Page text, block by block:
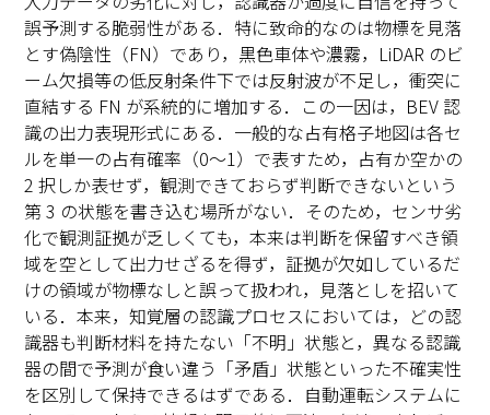
誤予測する脆弱性がある．特に致命的なのは物標を見落
とす偽陰性（FN）であり，黒色車体や濃霧，LiDAR のビ
ーム欠損等の低反射条件下では反射波が不足し，衝突に
直結する FN が系統的に増加する．この一因は，BEV 認
識の出力表現形式にある．一般的な占有格子地図は各セ
ルを単一の占有確率（0～1）で表すため，占有か空かの
2 択しか表せず，観測できておらず判断できないという
第 3 の状態を書き込む場所がない．そのため，センサ劣
化で観測証拠が乏しくても，本来は判断を保留すべき領
域を空として出力せざるを得ず，証拠が欠如しているだ
けの領域が物標なしと誤って扱われ，見落としを招いて
いる．本来，知覚層の認識プロセスにおいては，どの認
識器も判断材料を持たない「不明」状態と，異なる認識
器の間で予測が食い違う「矛盾」状態といった不確実性
を区別して保持できるはずである．自動運転システムに